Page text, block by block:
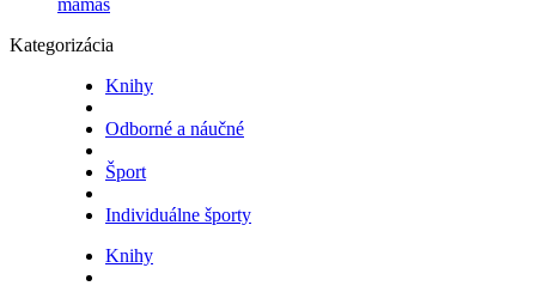
mamaš
Kategorizácia
Knihy
Odborné a náučné
Šport
Individuálne športy
Knihy